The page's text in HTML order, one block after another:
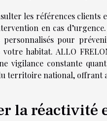
les références clients
en cas
personnalisés pour
votre habitat. ALLO
vigilance constante
territoire national, offrant
la réactivité